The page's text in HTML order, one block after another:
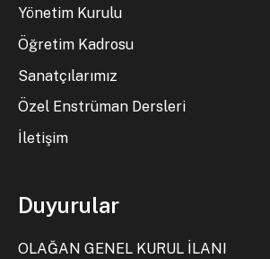
Yönetim Kurulu
Öğretim Kadrosu
Sanatçılarımız
Özel Enstrüman Dersleri
İletişim
Duyurular
OLAĞAN GENEL KURUL İLANI